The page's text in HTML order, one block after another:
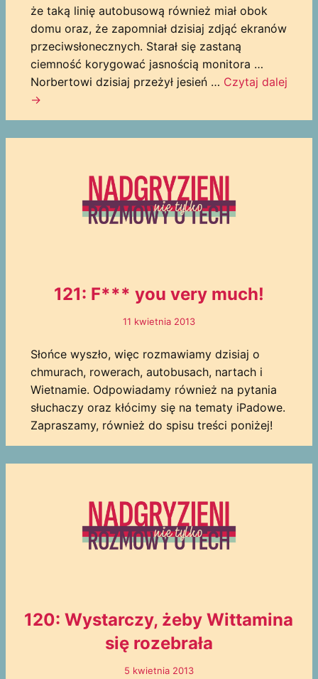
że taką linię autobusową również miał obok
domu oraz, że zapomniał dzisiaj zdjąć ekranów
przeciwsłonecznych. Starał się zastaną
ciemność korygować jasnością monitora …
Norbertowi dzisiaj przeżył jesień … Czytaj dalej
→
121: F*** you very much!
11 kwietnia 2013
Słońce wyszło, więc rozmawiamy dzisiaj o
chmurach, rowerach, autobusach, nartach i
Wietnamie. Odpowiadamy również na pytania
słuchaczy oraz kłócimy się na tematy iPadowe.
Zapraszamy, również do spisu treści poniżej!
120: Wystarczy, żeby Wittamina
się rozebrała
5 kwietnia 2013